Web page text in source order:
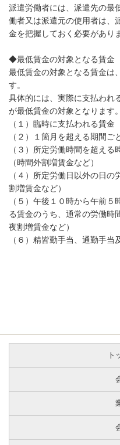
派遣労働者には、派遣先の最
働者又は派遣元の使用者は、
金を把握しておく必要があり
◆最低賃金の対象となる賃金
最低賃金の対象となる賃金は
す。
具体的には、実際に支払われ
が最低賃金の対象となります。
（１）臨時に支払われる賃金
（２）１箇月を超える期間ご
（３）所定労働時間を超え
（時間外割増賃金など）
（４）所定労働日以外の日
割増賃金など）
（５）午後１０時から午前
る賃金のうち、通常の労働時
夜割増賃金など）
（６）精皆勤手当、通勤手当
ト